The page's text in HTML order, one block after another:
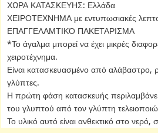
ΧΩΡΑ ΚΑΤΑΣΚΕΥΗΣ: Ελλάδα
ΧΕΙΡΟΤΕΧΝΗΜΑ με εντυπωσιακές
ΕΠΑΓΓΕΛΑΜΤΙΚΌ ΠΑΚΕΤΑΡΙΣΜΑ
*Το άγαλμα μπορεί να έχει μικρές
χειροτέχνημα.
Είναι κατασκευασμένο από αλάβαστρο,
γλύπτες.
Η πρώτη φάση κατασκευής
του γλυπτού από τον γλύπτη
Το υλικό αυτό είναι ανθεκτικό στο νερό,